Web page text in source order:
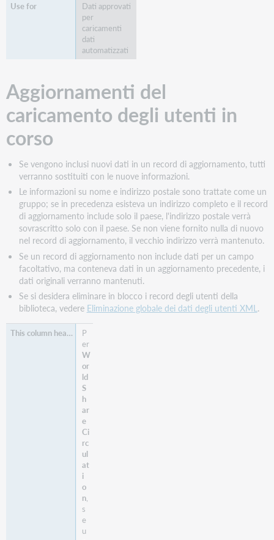
Dati approvati
per
caricamenti
dati
automatizzati
Aggiornamenti del
caricamento degli utenti in
corso
Se vengono inclusi nuovi dati in un record di aggiornamento, tutti
verranno sostituiti con le nuove informazioni.
Le informazioni su nome e indirizzo postale sono trattate come un
gruppo; se in precedenza esisteva un indirizzo completo e il record
di aggiornamento include solo il paese, l'indirizzo postale verrà
sovrascritto solo con il paese. Se non viene fornito nulla di nuovo
nel record di aggiornamento, il vecchio indirizzo verrà mantenuto.
Se un record di aggiornamento non include dati per un campo
facoltativo, ma conteneva dati in un aggiornamento precedente, i
dati originali verranno mantenuti.
Se si desidera eliminare in blocco i record degli utenti della
biblioteca, vedere Eliminazione globale dei dati degli utenti XML.
P
er
W
or
ld
S
h
ar
e
Ci
rc
ul
at
i
o
n,
s
e
u